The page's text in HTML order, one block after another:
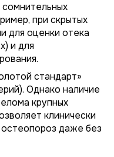
при скрытых
для оценки отека
и для
стандарт»
Однако наличие
крупных
клинически
даже без